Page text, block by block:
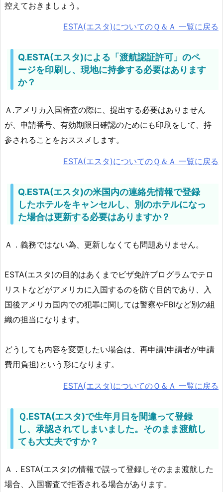
控えておきましょう。
ESTA(エスタ)についてのＱ＆Ａ 一覧に戻る
Q.ESTA(エスタ)による「渡航認証許可」のペ
ージを印刷し、現地に持参する必要はあります
か？
Ａ.アメリカ入国審査の際に、提出する必要はありません
が、申請番号、有効期限日確認のためにも印刷をして、持
参されることをおススメします。
ESTA(エスタ)についてのＱ＆Ａ 一覧に戻る
Q.ESTA(エスタ)の米国内の連絡先情報で登録
したホテルをキャンセルし、別のホテルになっ
た場合は更新する必要はありますか？
Ａ．義務ではない為、更新しなくても問題ありません。
ESTA(エスタ)の目的はあくまでビザ免許プログラムでテロ
リストなどがアメリカに入国するのを防ぐ目的であり、入
国後アメリカ国内での犯罪に関しては警察やFBIなど別の組
織の担当になります。
どうしても内容を変更したい場合は、再申請(申請者が申請
費用負担)という形になります。
ESTA(エスタ)についてのＱ＆Ａ 一覧に戻る
Ｑ.ESTA(エスタ)で生年月日を間違って登録
し、承認されてしまいました。そのまま渡航し
ても大丈夫ですか？
Ａ．ESTA(エスタ)の情報で誤って登録しそのまま渡航した
場合、入国審査で拒否される場合があります。